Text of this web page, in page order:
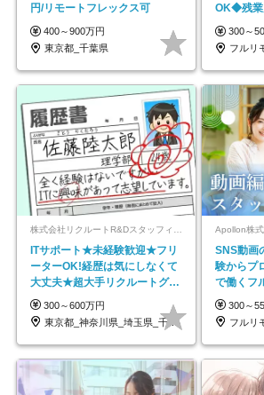
円/リモートフレックス可
400～900万円
東京都_千葉県
OK◆残業
◆5年目ま
300～
フルリ
ITサポート★未経験歓迎★フリ
ーターOK!経歴は気にしなくて
大丈夫★超大手リクルートグル
ープの正社員/sg
300～600万円
東京都_神奈川県_埼玉県_千葉県_大阪府…
Apollon株
SNS動画
験からプ
で働くフ
で18時退
300～
フルリ